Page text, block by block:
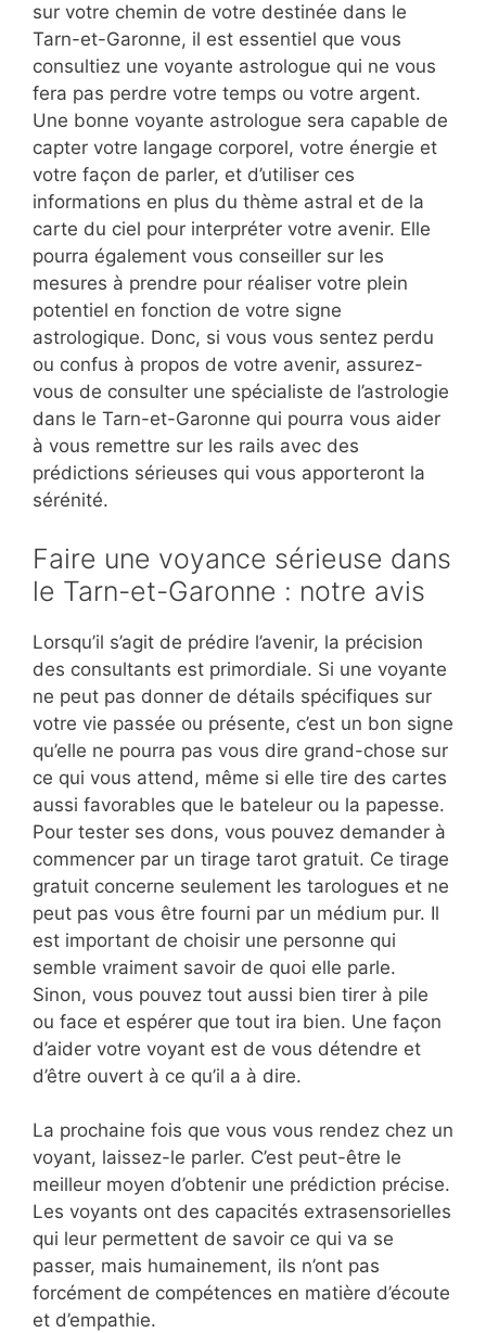
sur votre chemin de votre destinée dans le
Tarn-et-Garonne, il est essentiel que vous
consultiez une voyante astrologue qui ne vous
fera pas perdre votre temps ou votre argent.
Une bonne voyante astrologue sera capable de
capter votre langage corporel, votre énergie et
votre façon de parler, et d’utiliser ces
informations en plus du thème astral et de la
carte du ciel pour interpréter votre avenir. Elle
pourra également vous conseiller sur les
mesures à prendre pour réaliser votre plein
potentiel en fonction de votre signe
astrologique. Donc, si vous vous sentez perdu
ou confus à propos de votre avenir, assurez-
vous de consulter une spécialiste de l’astrologie
dans le Tarn-et-Garonne qui pourra vous aider
à vous remettre sur les rails avec des
prédictions sérieuses qui vous apporteront la
sérénité.
Faire une voyance sérieuse dans
le Tarn-et-Garonne : notre avis
Lorsqu’il s’agit de prédire l’avenir, la précision
des consultants est primordiale. Si une voyante
ne peut pas donner de détails spécifiques sur
votre vie passée ou présente, c’est un bon signe
qu’elle ne pourra pas vous dire grand-chose sur
ce qui vous attend, même si elle tire des cartes
aussi favorables que le bateleur ou la papesse.
Pour tester ses dons, vous pouvez demander à
commencer par un tirage tarot gratuit. Ce tirage
gratuit concerne seulement les tarologues et ne
peut pas vous être fourni par un médium pur. Il
est important de choisir une personne qui
semble vraiment savoir de quoi elle parle.
Sinon, vous pouvez tout aussi bien tirer à pile
ou face et espérer que tout ira bien. Une façon
d’aider votre voyant est de vous détendre et
d’être ouvert à ce qu’il a à dire.
La prochaine fois que vous vous rendez chez un
voyant, laissez-le parler. C’est peut-être le
meilleur moyen d’obtenir une prédiction précise.
Les voyants ont des capacités extrasensorielles
qui leur permettent de savoir ce qui va se
passer, mais humainement, ils n’ont pas
forcément de compétences en matière d’écoute
et d’empathie.